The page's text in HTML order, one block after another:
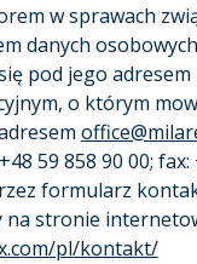
w sprawach
danych
pod jego adresem
o którym
59 858 90 00; fax:
formularz
na stronie
pl/kontakt/